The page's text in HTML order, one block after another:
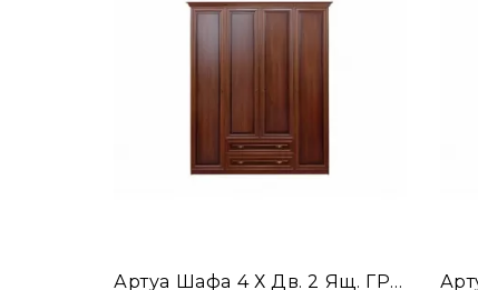
Артуа Шафа 4 Х Дв. 2 Ящ. ГР-Ш 4.3